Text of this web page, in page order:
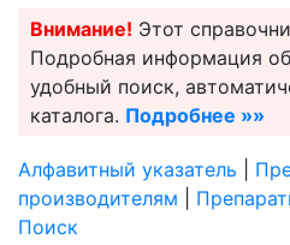
Внимание! Этот
Подробная информация
удобный поиск,
каталога. Подробнее »»
Алфавитный указатель
производителям
Поиск